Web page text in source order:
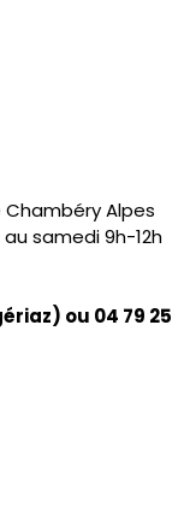
Alpes
samedi 9h-12h
ou 04 79 25